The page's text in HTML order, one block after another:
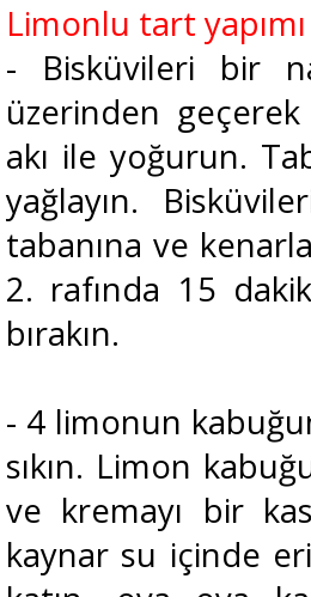
Limonlu tart yapımı
- Bisküvileri bir
üzerinden
akı ile yoğurun.
yağlayın.
tabanına ve
2. rafında 15
bırakın.
- 4 limonun
sıkın. Limon
ve kremayı bir
kaynar su içinde